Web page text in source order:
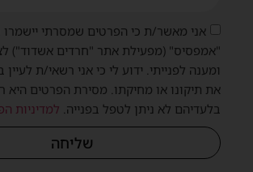
אני מאשר/ת כי הפרטים שמסרתי
"אמפסיס" (מפעילת אתר "חרדים אשדוד")
ומענה לפנייתי. ידוע לי כי אני רשאי/ת
את תיקונו או מחיקתו. מסירת הפרטים היא
בלעדיהם לא ניתן לטפל בפנייה. למדיניות
שליחה